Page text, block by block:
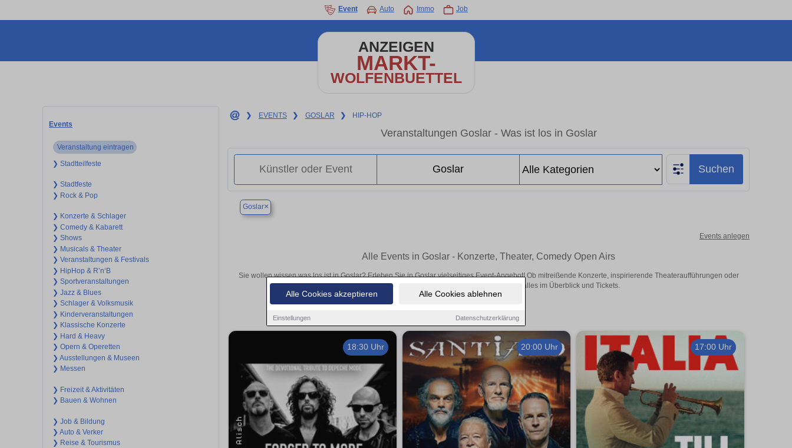
Alle Cookies akzeptieren Alle Cookies ablehnen
Einstellungen Datenschutzerklärung
Event Auto Immo Job
ANZEIGEN
MARKT-
WOLFENBUETTEL
Events
Veranstaltung eintragen
❯ Stadtteilfeste
❯ Stadtfeste
❯ Rock & Pop
❯ Konzerte & Schlager
❯ Comedy & Kabarett
❯ Shows
❯ Musicals & Theater
❯ Veranstaltungen & Festivals
❯ HipHop & R’n‘B
❯ Sportveranstaltungen
❯ Jazz & Blues
❯ Schlager & Volksmusik
❯ Kinderveranstaltungen
❯ Klassische Konzerte
❯ Hard & Heavy
❯ Opern & Operetten
❯ Ausstellungen & Museen
❯ Messen
❯ Freizeit & Aktivitäten
❯ Bauen & Wohnen
❯ Job & Bildung
❯ Auto & Verker
❯ Reise & Tourismus
❯ EVENTS ❯ GOSLAR ❯ HIP-HOP
Veranstaltungen Goslar - Was ist los in Goslar
Suchen
Goslar×
Events anlegen
Alle Events in Goslar - Konzerte, Theater, Comedy Open Airs
Sie wollen wissen was los ist in Goslar? Erleben Sie in Goslar vielseitiges Event-Angebot! Ob mitreißende Konzerte, inspirierende Theateraufführungen oder
aufregende Veranstaltungen in Goslar – hier finden alles im Überblick und Tickets.
18:30 Uhr 20:00 Uhr 17:00 Uhr